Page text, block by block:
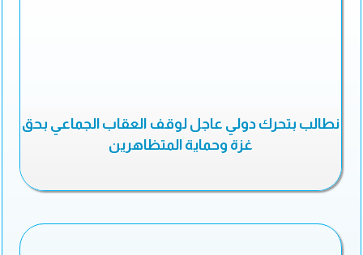
نطالب بتحرك دولي عاجل لوقف العقاب الجماعي بحق
غزة وحماية المتظاهرين